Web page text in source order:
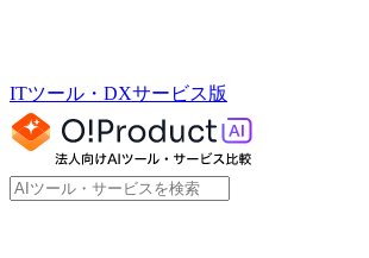
ITツール・DXサービス版